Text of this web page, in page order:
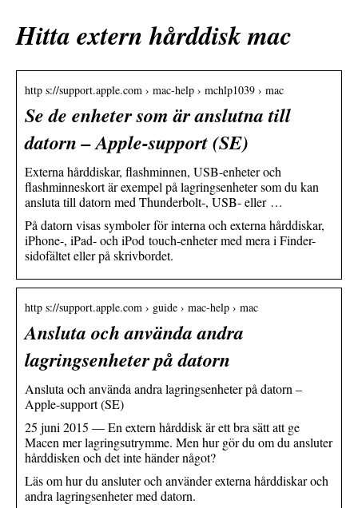
Hitta extern hårddisk mac
http s://support.apple.com › mac-help › mchlp1039 › mac
Se de enheter som är anslutna till
datorn – Apple-support (SE)
Externa hårddiskar, flashminnen, USB-enheter och
flashminneskort är exempel på lagringsenheter som du kan
ansluta till datorn med Thunderbolt-, USB- eller …
På datorn visas symboler för interna och externa hårddiskar,
iPhone-, iPad- och iPod touch-enheter med mera i Finder-
sidofältet eller på skrivbordet.
http s://support.apple.com › guide › mac-help › mac
Ansluta och använda andra
lagringsenheter på datorn
Ansluta och använda andra lagringsenheter på datorn –
Apple-support (SE)
25 juni 2015 — En extern hårddisk är ett bra sätt att ge
Macen mer lagringsutrymme. Men hur gör du om du ansluter
hårddisken och det inte händer något?
Läs om hur du ansluter och använder externa hårddiskar och
andra lagringsenheter med datorn.